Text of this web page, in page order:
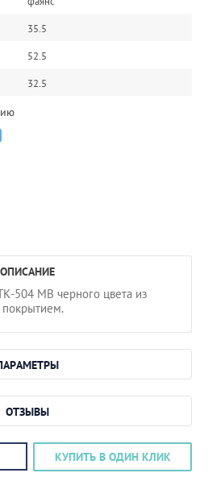
35.5
52.5
32.5
ОПИСАНИЕ
504 MB черного цвета из
покрытием.
ОТЗЫВЫ
КУПИТЬ В ОДИН КЛИК